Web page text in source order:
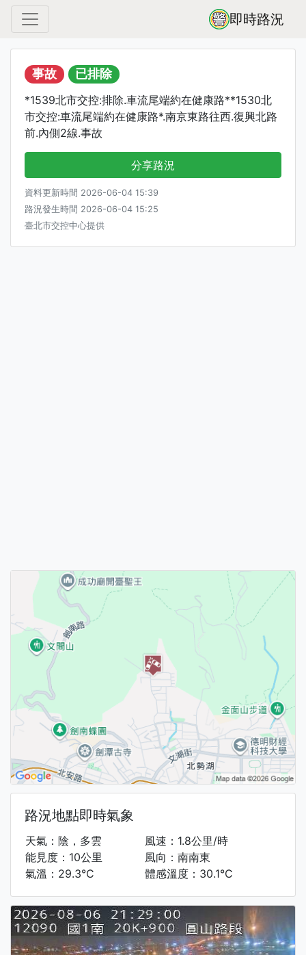
即時路況
事故 已排除
*1539北市交控:排除.車流尾端約在健康路**1530北
市交控:車流尾端約在健康路*.南京東路往西.復興北路
前.內側2線.事故
分享路況
資料更新時間 2026-06-04 15:39
路況發生時間 2026-06-04 15:25
臺北市交控中心提供
路況地點即時氣象
天氣：陰，多雲
能見度：10公里
氣溫：29.3°C
風速：1.8公里/時
風向：南南東
體感溫度：30.1°C